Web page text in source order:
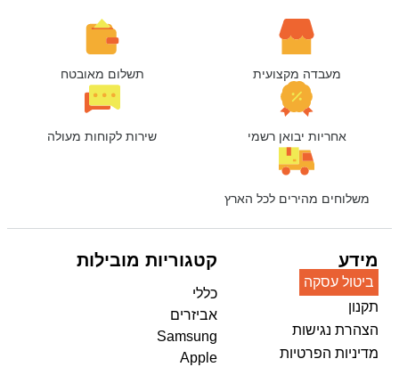
מעבדה מקצועית תשלום מאובטח
אחריות יבואן רשמי שירות לקוחות מעולה
משלוחים מהירים לכל הארץ
מידע
ביטול עסקה
תקנון
הצהרת נגישות
מדיניות הפרטיות
קטגוריות מובילות
כללי
אביזרים
Samsung
Apple